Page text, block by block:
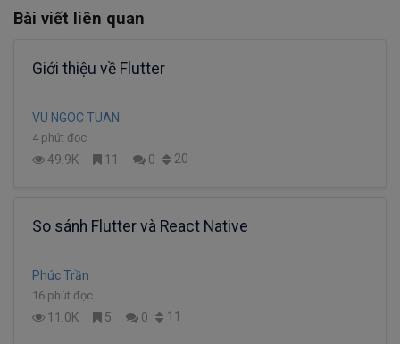
Bài viết liên quan
Giới thiệu về Flutter
VU NGOC TUAN
4 phút đọc
49.9K 11 0 20
So sánh Flutter và React Native
Phúc Trần
16 phút đọc
11.0K 5 0 11